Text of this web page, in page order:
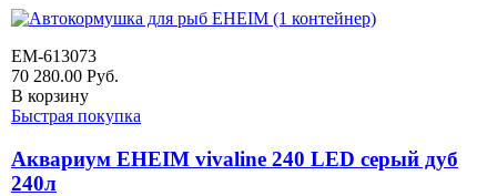
EM-613073
70 280.00 Руб.
В корзину
Быстрая покупка
Аквариум EHEIM vivaline 240 LED серый дуб
240л